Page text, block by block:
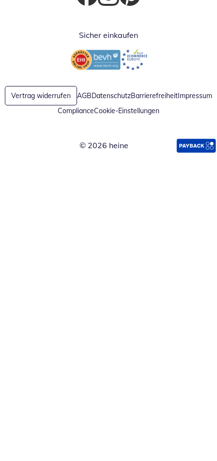
Öffnet in neuem Fenster
Öffnet in neuem Fenster
Öffnet in neuem Fenster
Sicher einkaufen
Öffnet in neuem FensterÖffnet in neuem Fenster
Vertrag widerrufen AGBDatenschutzBarrierefreiheitImpressum
ComplianceCookie-Einstellungen
© 2026 heine